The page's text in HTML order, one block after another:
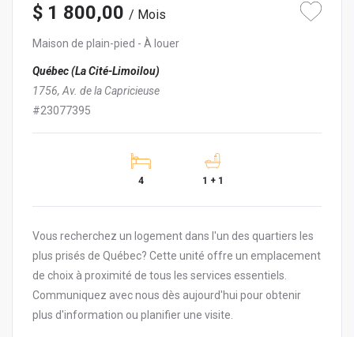
$ 1 800,00 / Mois
Maison de plain-pied - À louer
Québec (La Cité-Limoilou)
1756, Av. de la Capricieuse
#23077395
4 1 + 1
Vous recherchez un logement dans l'un des quartiers les
plus prisés de Québec? Cette unité offre un emplacement
de choix à proximité de tous les services essentiels.
Communiquez avec nous dès aujourd'hui pour obtenir
plus d'information ou planifier une visite.